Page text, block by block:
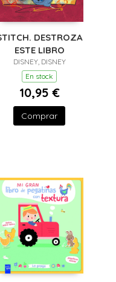
DESTROZA
ESTE LIBRO
DISNEY, DISNEY
En stock
10,95 €
Comprar